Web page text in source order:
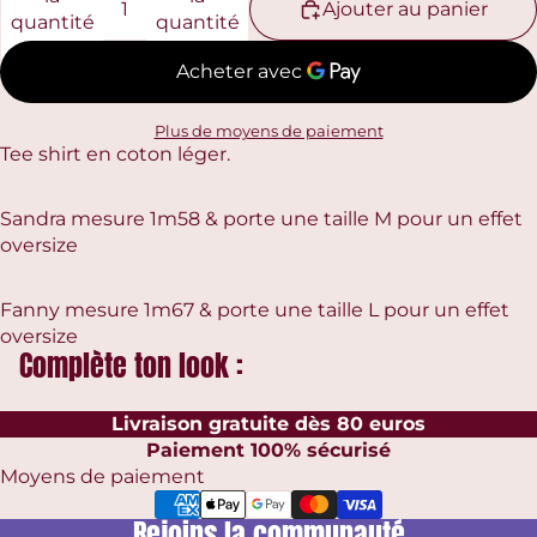
quantité
quantité
Ajouter au panier
Plus de moyens de paiement
Tee shirt en coton léger.
Sandra mesure 1m58 & porte une taille M pour un effet
oversize
Fanny mesure 1m67 & porte une taille L pour un effet
oversize
Complète ton look :
Livraison gratuite dès 80 euros
Paiement 100% sécurisé
Moyens de paiement